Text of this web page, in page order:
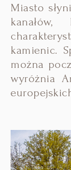
Miasto
kamienic.
można
wyróżnia